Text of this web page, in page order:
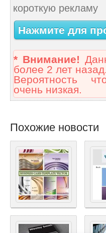
короткую рекламу
Нажмите для
* Внимание!
более 2 лет назад.
Вероятность
очень низкая.
Похожие новости